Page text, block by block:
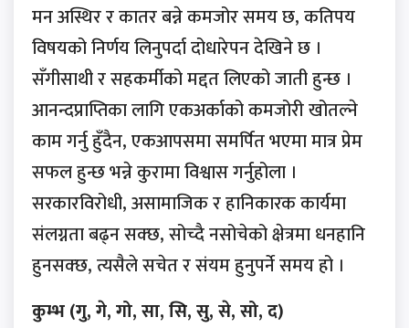
मन अस्थिर र कातर बन्ने कमजोर समय छ, कतिपय
विषयको निर्णय लिनुपर्दा दोधारेपन देखिने छ ।
सँगीसाथी र सहकर्मीको मद्दत लिएको जाती हुन्छ ।
आनन्दप्राप्तिका लागि एकअर्काको कमजोरी खोतल्ने
काम गर्नु हुँदैन, एकआपसमा समर्पित भएमा मात्र प्रेम
सफल हुन्छ भन्ने कुरामा विश्वास गर्नुहोला ।
सरकारविरोधी, असामाजिक र हानिकारक कार्यमा
संलग्नता बढ्न सक्छ, सोच्दै नसोचेको क्षेत्रमा धनहानि
हुनसक्छ, त्यसैले सचेत र संयम हुनुपर्ने समय हो ।
कुम्भ (गु, गे, गो, सा, सि, सु, से, सो, द)